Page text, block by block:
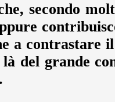
secondo
a contrastare
del grande